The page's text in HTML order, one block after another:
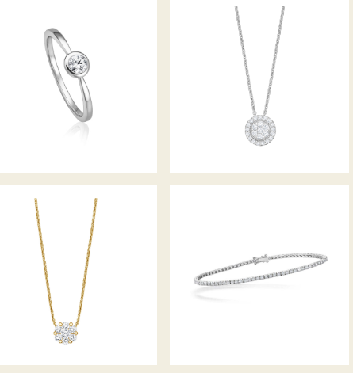
BELLA LUCE DIAMANTRING
BELLA LUCE
DIAMANTCOLLIER
BELLA LUCE
DIAMANTCOLLIER